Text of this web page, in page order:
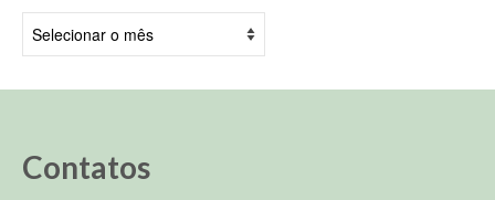
Contatos